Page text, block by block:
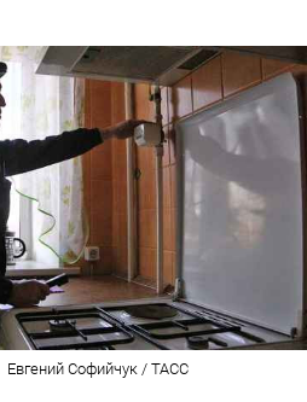
Евгений Софийчук / ТАСС